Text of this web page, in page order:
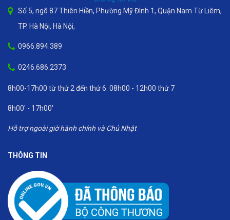
Số 5, ngõ 87 Thiên Hiền, Phường Mỹ Đình 1, Quận Nam Từ Liêm,
TP. Hà Nội, Hà Nội,
0966.894.389
0246.686.2373
8h00-17h00 từ thứ 2 đến thứ 6. 08h00 - 12h00 thứ 7
8h00' - 17h00'
Hỗ trợ ngoài giờ hành chính và Chủ Nhật
THÔNG TIN